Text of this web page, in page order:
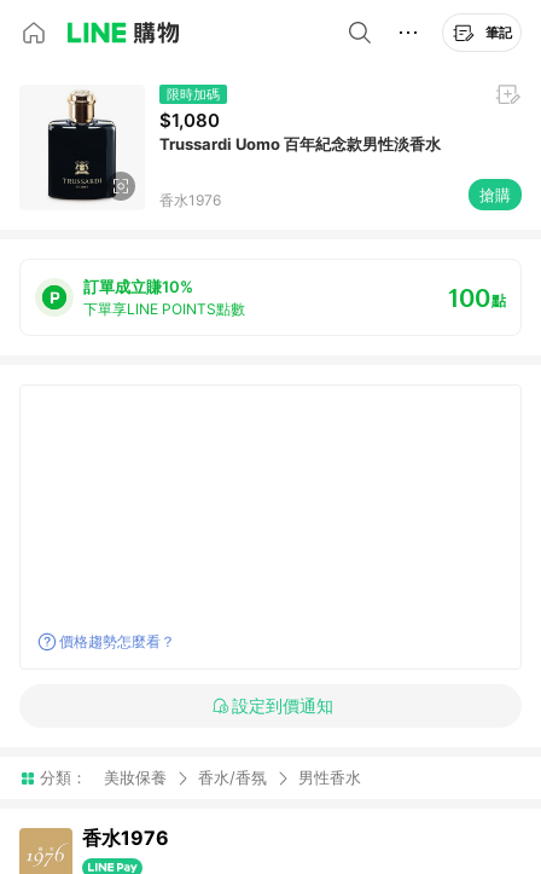
筆記
限時加碼
$1,080
Trussardi Uomo 百年紀念款男性淡香水
香水1976 搶購
訂單成立賺10%
下單享LINE POINTS點數 100點
價格趨勢怎麼看？
設定到價通知
分類： 美妝保養 香水/香氛 男性香水
香水1976